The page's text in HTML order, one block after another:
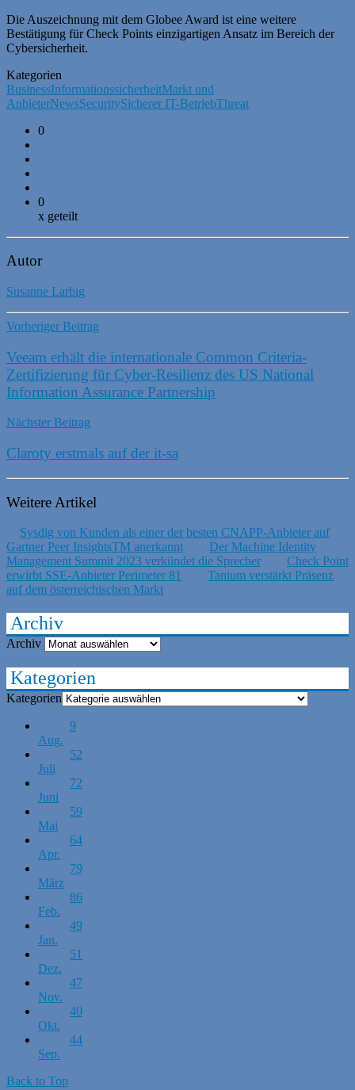
Die Auszeichnung mit dem Globee Award ist eine weitere
Bestätigung für Check Points einzigartigen Ansatz im Bereich der
Cybersicherheit.
Kategorien
BusinessInformationssicherheitMarkt und
AnbieterNewsSecuritySicherer IT-BetriebThreat
0
0
x geteilt
Autor
Susanne Larbig
Vorheriger Beitrag
Veeam erhält die internationale Common Criteria-
Zertifizierung für Cyber-Resilienz des US National
Information Assurance Partnership
Nächster Beitrag
Claroty erstmals auf der it-sa
Weitere Artikel
Sysdig von Kunden als einer der besten CNAPP-Anbieter auf
Gartner Peer InsightsTM anerkannt
Der Machine Identity
Management Summit 2023 verkündet die Sprecher
Check Point
erwirbt SSE-Anbieter Perimeter 81
Tanium verstärkt Präsenz
auf dem österreichischen Markt
Archiv
Archiv
Kategorien
Kategorien
9
Aug.
52
Juli
72
Juni
59
Mai
64
Apr.
79
März
86
Feb.
49
Jan.
51
Dez.
47
Nov.
40
Okt.
44
Sep.
Back to Top